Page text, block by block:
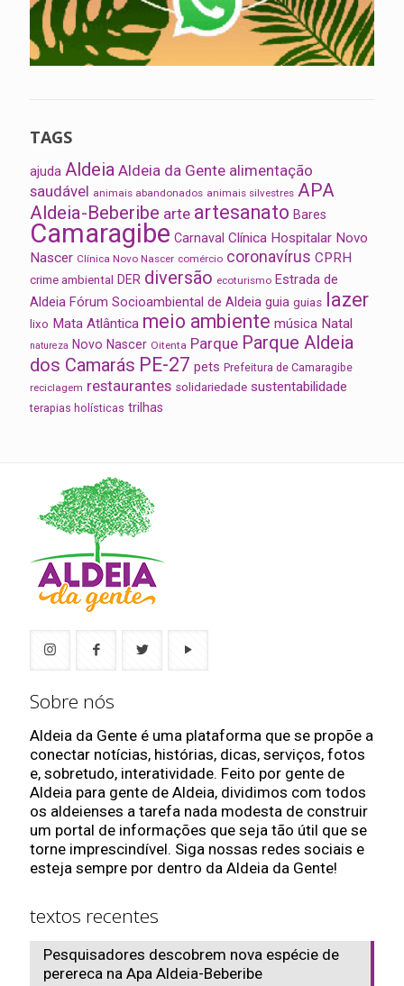
TAGS
ajuda Aldeia Aldeia da Gente alimentação
saudável animais abandonados animais silvestres APA
Aldeia-Beberibe arte artesanato Bares
Camaragibe Carnaval Clínica Hospitalar Novo
Nascer Clínica Novo Nascer comércio coronavírus CPRH
crime ambiental DER diversão ecoturismo Estrada de
Aldeia Fórum Socioambiental de Aldeia guia guias lazer
lixo Mata Atlântica meio ambiente música Natal
natureza Novo Nascer Oitenta Parque Parque Aldeia
dos Camarás PE-27 pets Prefeitura de Camaragibe
reciclagem restaurantes solidariedade sustentabilidade
terapias holísticas trilhas
Sobre nós
Aldeia da Gente é uma plataforma que se propõe a
conectar notícias, histórias, dicas, serviços, fotos
e, sobretudo, interatividade. Feito por gente de
Aldeia para gente de Aldeia, dividimos com todos
os aldeienses a tarefa nada modesta de construir
um portal de informações que seja tão útil que se
torne imprescindível. Siga nossas redes sociais e
esteja sempre por dentro da Aldeia da Gente!
textos recentes
Pesquisadores descobrem nova espécie de
perereca na Apa Aldeia-Beberibe